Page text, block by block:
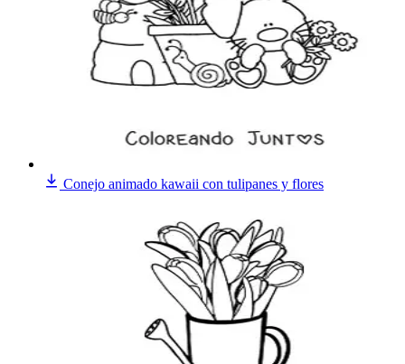
Conejo animado kawaii con tulipanes y flores